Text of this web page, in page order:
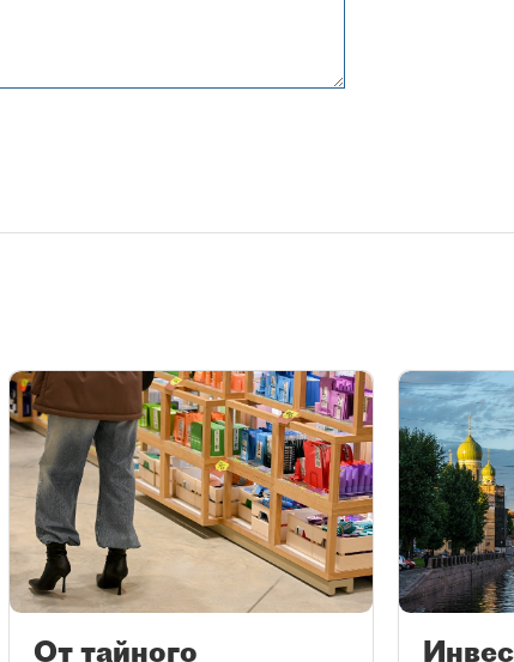
От тайного